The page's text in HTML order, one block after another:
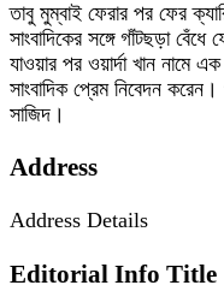
তাবু মুম্বাই ফেরার পর ফের
সাংবাদিকের সঙ্গে গাঁটছড়া
যাওয়ার পর ওয়ার্দা খান নামে
সাংবাদিক প্রেম নিবেদন
সাজিদ।
Address
Address Details
Editorial Info Title